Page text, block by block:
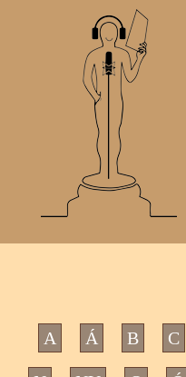
A Á B C